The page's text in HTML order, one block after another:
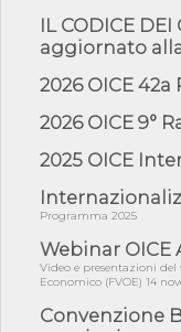
07/08/26 - Ponte
sussistenza di...
07/08/26 - Tunnel
06/08/26 - Istat,
con ...
riqualificazione
06/08/26 - CdM:
06/08/26 - DDL
IL CODICE
aggiornato alla
2026 OICE
2026 OICE 9°
2025 OICE
Programma 2025
Webinar OICE
Video e presentazioni del
Economico (FVOE) 14
Convenzione